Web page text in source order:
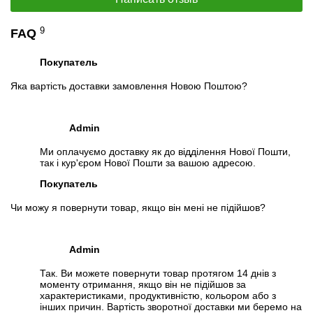
FAQ 9
Покупатель
Яка вартість доставки замовлення Новою Поштою?
Admin
Ми оплачуємо доставку як до відділення Нової Пошти,
так і кур'єром Нової Пошти за вашою адресою.
Покупатель
Чи можу я повернути товар, якщо він мені не підійшов?
Admin
Так. Ви можете повернути товар протягом 14 днів з
моменту отримання, якщо він не підійшов за
характеристиками, продуктивністю, кольором або з
інших причин. Вартість зворотної доставки ми беремо на